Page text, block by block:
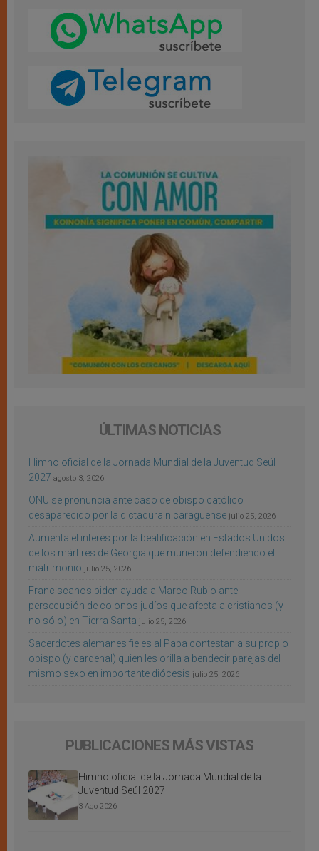
ÚLTIMAS NOTICIAS
Himno oficial de la Jornada Mundial de la Juventud Seúl
2027 agosto 3, 2026
ONU se pronuncia ante caso de obispo católico
desaparecido por la dictadura nicaragüense julio 25, 2026
Aumenta el interés por la beatificación en Estados Unidos
de los mártires de Georgia que murieron defendiendo el
matrimonio julio 25, 2026
Franciscanos piden ayuda a Marco Rubio ante
persecución de colonos judíos que afecta a cristianos (y
no sólo) en Tierra Santa julio 25, 2026
Sacerdotes alemanes fieles al Papa contestan a su propio
obispo (y cardenal) quien les orilla a bendecir parejas del
mismo sexo en importante diócesis julio 25, 2026
PUBLICACIONES MÁS VISTAS
Himno oficial de la Jornada Mundial de la
Juventud Seúl 2027
3 Ago 2026